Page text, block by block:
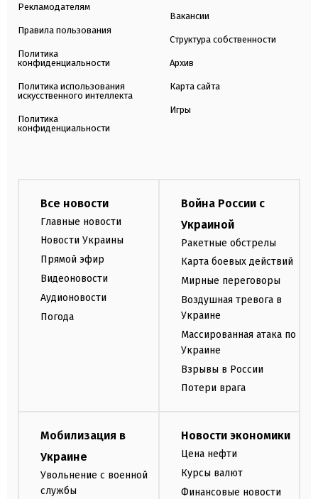
Рекламодателям
Правила пользования
Политика
конфиденциальности
Политика использования
искусственного интеллекта
Политика
конфиденциальности
Вакансии
Структура собственности
Архив
Карта сайта
Игры
Все новости
Главные новости
Новости Украины
Прямой эфир
Видеоновости
Аудионовости
Погода
Война России с
Украиной
Ракетные обстрелы
Карта боевых действий
Мирные переговоры
Воздушная тревога в
Украине
Массированная атака по
Украине
Взрывы в России
Потери врага
Мобилизация в
Украине
Увольнение с военной
службы
Новости экономики
Цена нефти
Курсы валют
Финансовые новости